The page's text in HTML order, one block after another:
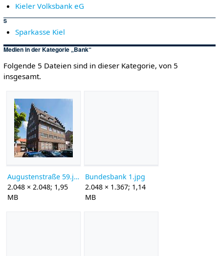
Kieler Volksbank eG
S
Sparkasse Kiel
Medien in der Kategorie „Bank“
Folgende 5 Dateien sind in dieser Kategorie, von 5
insgesamt.
Augustenstraße 59.jpg
2.048 × 2.048; 1,95
MB
Bundesbank 1.jpg
2.048 × 1.367; 1,14
MB